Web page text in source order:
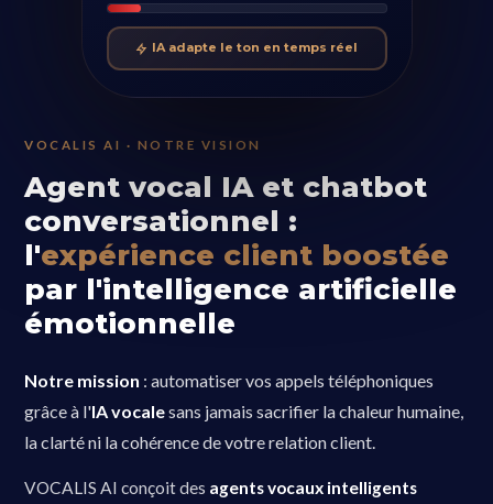
IA adapte le ton en temps réel
VOCALIS AI · NOTRE VISION
Agent vocal IA et chatbot
conversationnel :
l'expérience client boostée
par l'intelligence artificielle
émotionnelle
Notre mission : automatiser vos appels téléphoniques
grâce à l'IA vocalesans jamais sacrifier la chaleur humaine,
la clarté ni la cohérence de votre relation client.
VOCALIS AI conçoit des agents vocaux intelligents